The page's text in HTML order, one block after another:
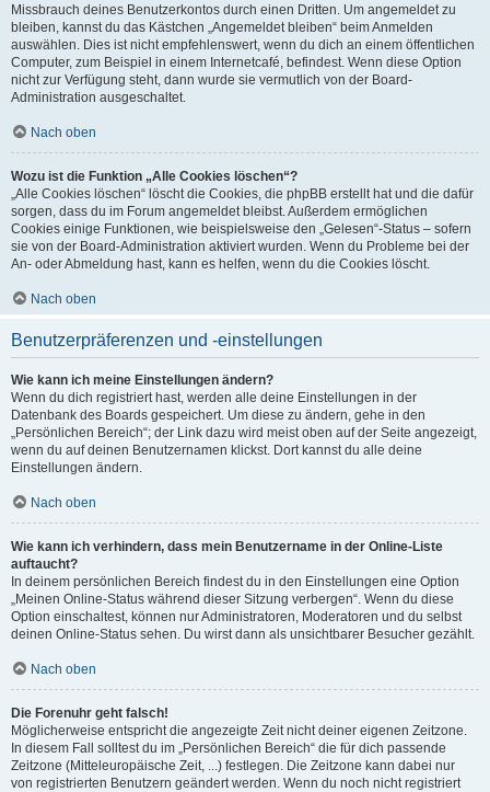
Missbrauch deines Benutzerkontos durch einen Dritten. Um angemeldet zu
bleiben, kannst du das Kästchen „Angemeldet bleiben“ beim Anmelden
auswählen. Dies ist nicht empfehlenswert, wenn du dich an einem öffentlichen
Computer, zum Beispiel in einem Internetcafé, befindest. Wenn diese Option
nicht zur Verfügung steht, dann wurde sie vermutlich von der Board-
Administration ausgeschaltet.
Nach oben
Wozu ist die Funktion „Alle Cookies löschen“?
„Alle Cookies löschen“ löscht die Cookies, die phpBB erstellt hat und die dafür
sorgen, dass du im Forum angemeldet bleibst. Außerdem ermöglichen
Cookies einige Funktionen, wie beispielsweise den „Gelesen“-Status – sofern
sie von der Board-Administration aktiviert wurden. Wenn du Probleme bei der
An- oder Abmeldung hast, kann es helfen, wenn du die Cookies löscht.
Nach oben
Benutzerpräferenzen und -einstellungen
Wie kann ich meine Einstellungen ändern?
Wenn du dich registriert hast, werden alle deine Einstellungen in der
Datenbank des Boards gespeichert. Um diese zu ändern, gehe in den
„Persönlichen Bereich“; der Link dazu wird meist oben auf der Seite angezeigt,
wenn du auf deinen Benutzernamen klickst. Dort kannst du alle deine
Einstellungen ändern.
Nach oben
Wie kann ich verhindern, dass mein Benutzername in der Online-Liste
auftaucht?
In deinem persönlichen Bereich findest du in den Einstellungen eine Option
„Meinen Online-Status während dieser Sitzung verbergen“. Wenn du diese
Option einschaltest, können nur Administratoren, Moderatoren und du selbst
deinen Online-Status sehen. Du wirst dann als unsichtbarer Besucher gezählt.
Nach oben
Die Forenuhr geht falsch!
Möglicherweise entspricht die angezeigte Zeit nicht deiner eigenen Zeitzone.
In diesem Fall solltest du im „Persönlichen Bereich“ die für dich passende
Zeitzone (Mitteleuropäische Zeit, ...) festlegen. Die Zeitzone kann dabei nur
von registrierten Benutzern geändert werden. Wenn du noch nicht registriert